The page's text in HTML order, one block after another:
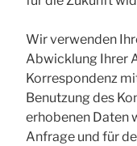
Wir verwenden
Abwicklung Ihrer
Korrespondenz
Benutzung des
erhobenen Daten
Anfrage und für